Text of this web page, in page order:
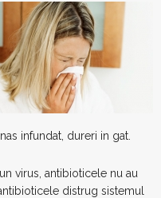
infundat, dureri in gat.
virus, antibioticele nu au
distrug sistemul